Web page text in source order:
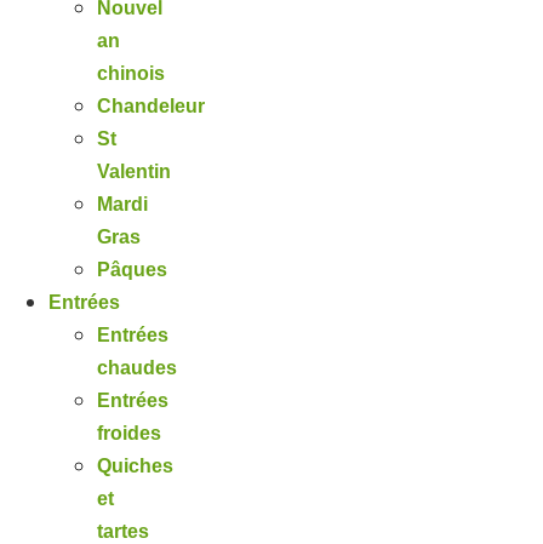
Nouvel
an
chinois
Chandeleur
St
Valentin
Mardi
Gras
Pâques
Entrées
Entrées
chaudes
Entrées
froides
Quiches
et
tartes